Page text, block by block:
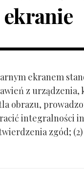
ekranem
z urządzenia,
obrazu,
integralności
zgód;